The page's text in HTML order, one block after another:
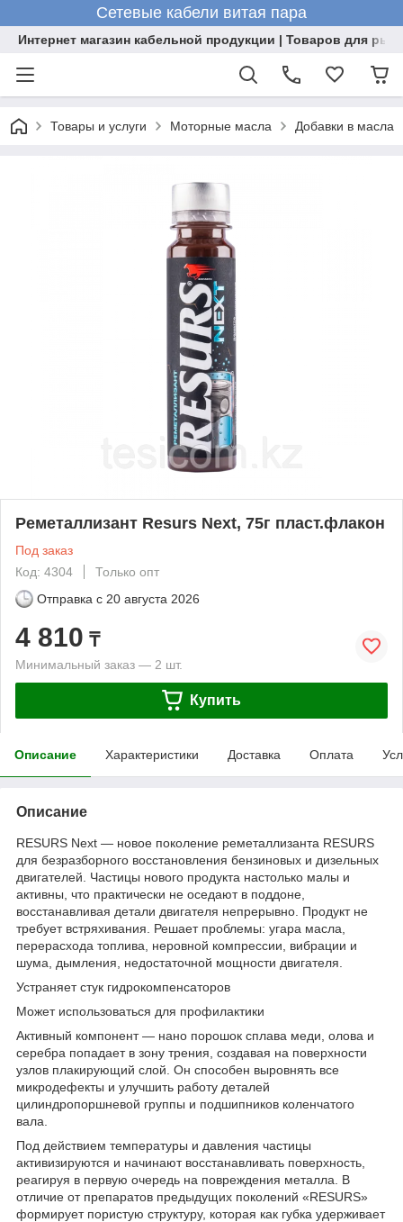
Сетевые кабели витая пара
Интернет магазин кабельной продукции | Товаров для
Товары и услуги Моторные масла Добавки в масла
Реметаллизант Resurs Next, 75г пласт.флакон
Под заказ
Код: 4304
Только опт
Отправка с 20 августа 2026
4 810 ₸
Минимальный заказ — 2 шт.
Купить
Описание Характеристики Доставка Оплата
Описание
RESURS Next — новое поколение реметаллизанта RESURS
для безразборного восстановления бензиновых и дизельных
двигателей. Частицы нового продукта настолько малы и
активны, что практически не оседают в поддоне,
восстанавливая детали двигателя непрерывно. Продукт не
требует встряхивания. Решает проблемы: угара масла,
перерасхода топлива, неровной компрессии, вибрации и
шума, дымления, недостаточной мощности двигателя.
Устраняет стук гидрокомпенсаторов
Может использоваться для профилактики
Активный компонент — нано порошок сплава меди, олова и
серебра попадает в зону трения, создавая на поверхности
узлов плакирующий слой. Он способен выровнять все
микродефекты и улучшить работу деталей
цилиндропоршневой группы и подшипников коленчатого
вала.
Под действием температуры и давления частицы
активизируются и начинают восстанавливать поверхность,
реагируя в первую очередь на повреждения металла. В
отличие от препаратов предыдущих поколений «RESURS»
формирует пористую структуру, которая как губка удерживает